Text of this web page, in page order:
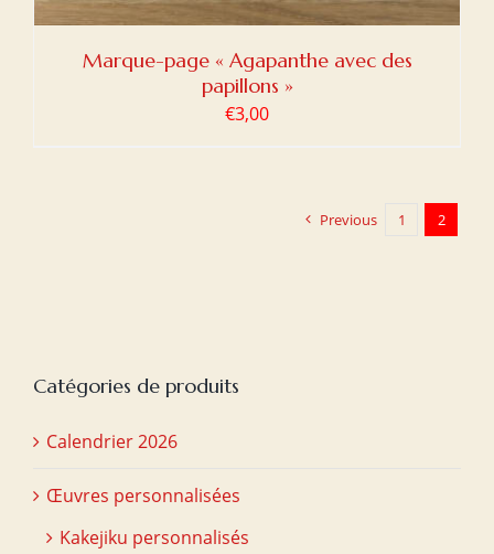
Marque-page « Agapanthe avec des
papillons »
€3,00
Previous 1 2
Catégories de produits
Calendrier 2026
Œuvres personnalisées
Kakejiku personnalisés